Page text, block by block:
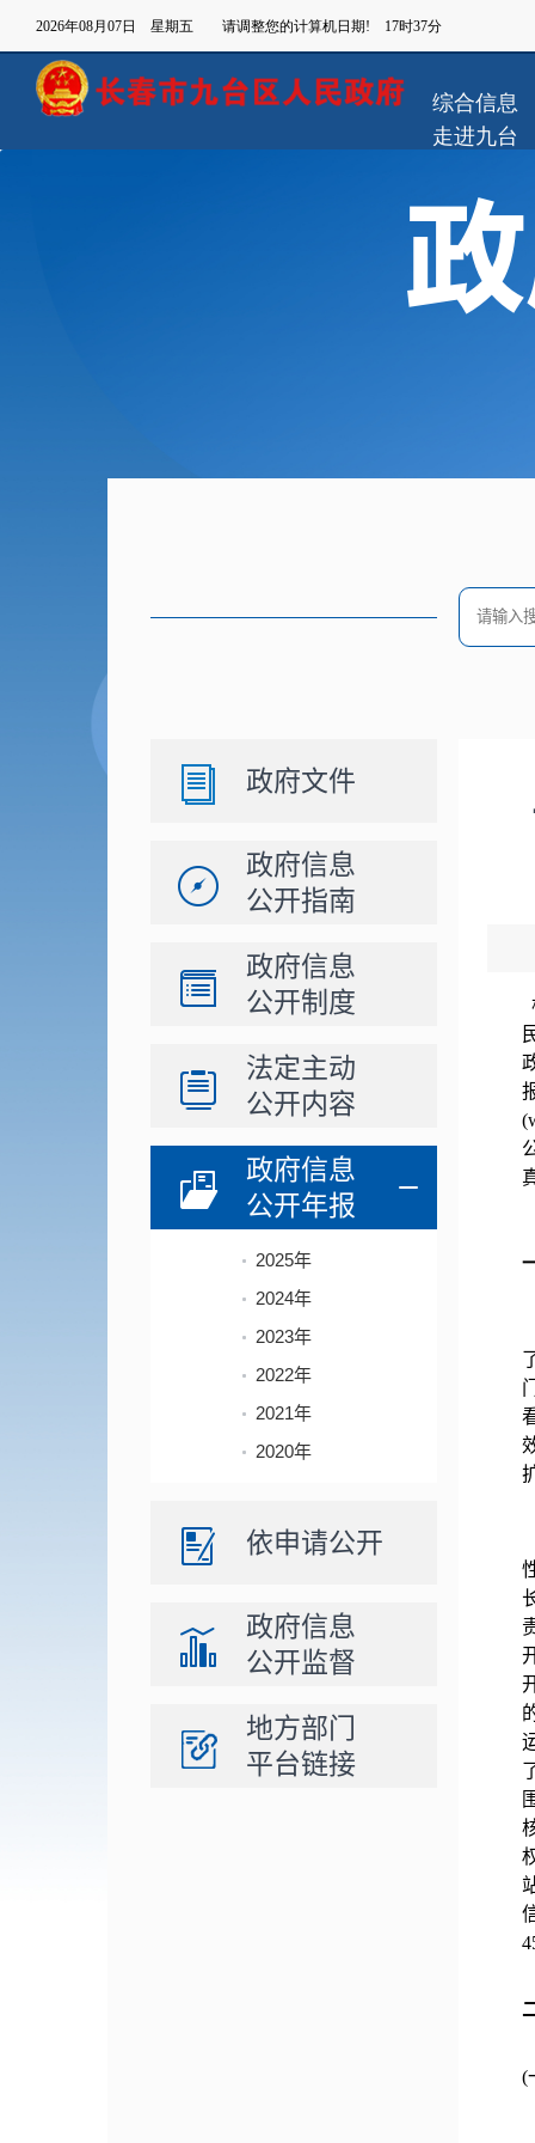
政府文件
政府信息
公开指南
政府信息
公开制度
法定主动
公开内容
政府信息
公开年报
2025年
2024年
2023年
2022年
2021年
2020年
依申请公开
政府信息
公开监督
地方部门
平台链接
(